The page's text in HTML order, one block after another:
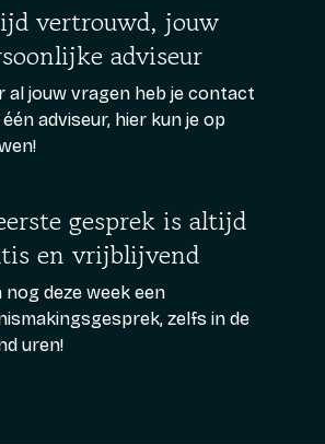
vertrouwd, jouw
adviseur
al jouw vragen heb je contact
adviseur, hier kun je op
gesprek is altijd
en vrijblijvend
nog deze week een
zelfs in de
uren!